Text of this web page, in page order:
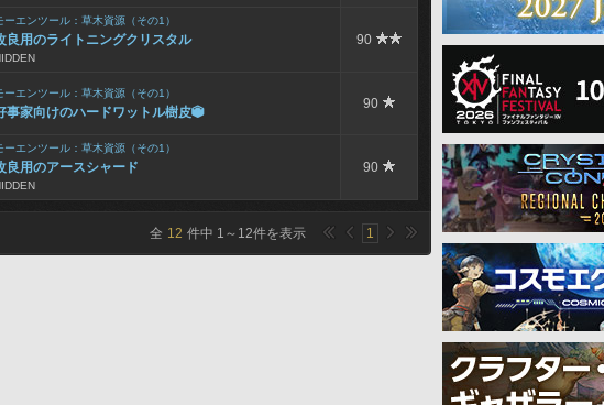
ーエンツール：草木資源（その1）
良用のライトニングクリスタル 90
ーエンツール：草木資源（その1）
事家向けのハードワットル樹皮
90
ーエンツール：草木資源（その1）
良用のアースシャード 90
全 12 件中 1 ～ 12件を表示 1